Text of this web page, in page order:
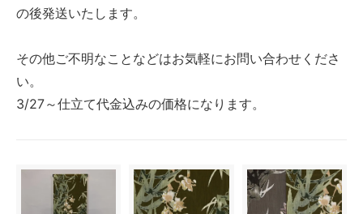
の後発送いたします。
その他ご不明なことなどはお気軽にお問い合わせくださ
い。
3/27～仕立て代金込みの価格になります。